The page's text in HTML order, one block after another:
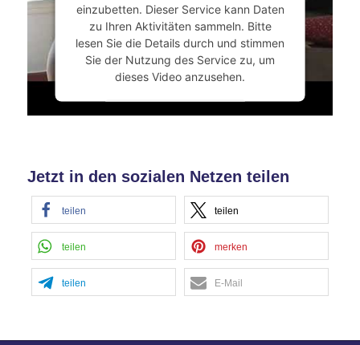
einzubetten. Dieser Service kann Daten
zu Ihren Aktivitäten sammeln. Bitte
lesen Sie die Details durch und stimmen
Sie der Nutzung des Service zu, um
dieses Video anzusehen.
Mehr Informationen
powered byUsercentrics Consent
Management Platform
Jetzt in den sozialen Netzen teilen
teilen teilen
teilen merken
teilen E-Mail